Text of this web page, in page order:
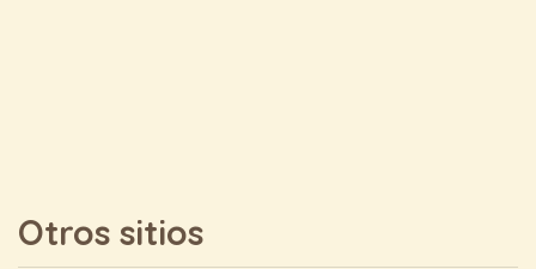
Otros sitios